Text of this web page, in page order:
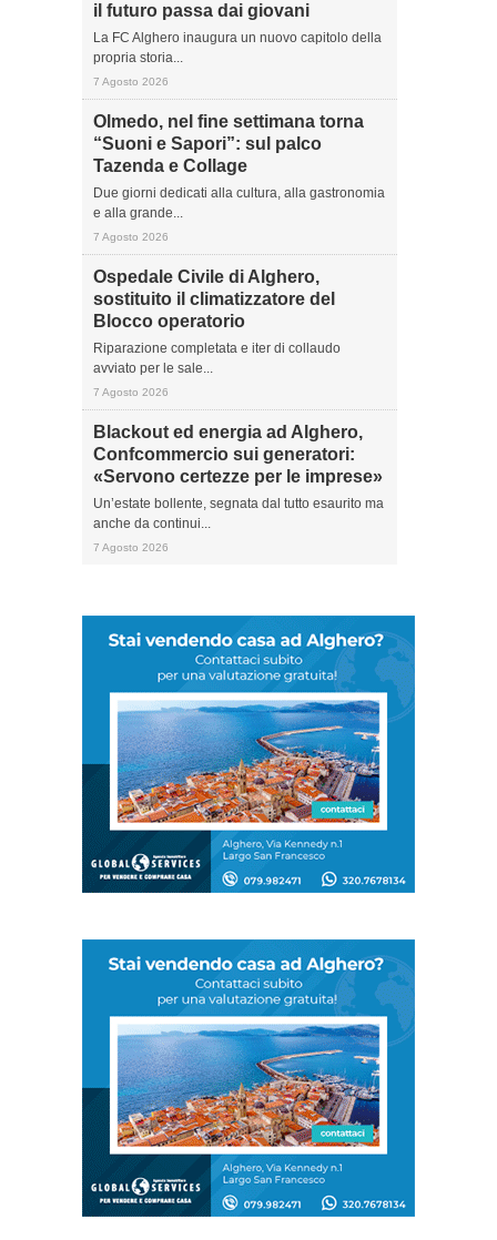
il futuro passa dai giovani
La FC Alghero inaugura un nuovo capitolo della
propria storia...
7 Agosto 2026
Olmedo, nel fine settimana torna
“Suoni e Sapori”: sul palco
Tazenda e Collage
Due giorni dedicati alla cultura, alla gastronomia
e alla grande...
7 Agosto 2026
Ospedale Civile di Alghero,
sostituito il climatizzatore del
Blocco operatorio
Riparazione completata e iter di collaudo
avviato per le sale...
7 Agosto 2026
Blackout ed energia ad Alghero,
Confcommercio sui generatori:
«Servono certezze per le imprese»
Un’estate bollente, segnata dal tutto esaurito ma
anche da continui...
7 Agosto 2026